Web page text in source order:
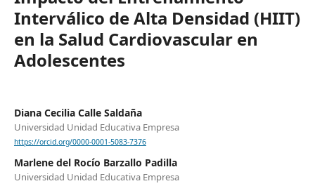
Interválico de Alta Densidad (HIIT)
en la Salud Cardiovascular en
Adolescentes
Diana Cecilia Calle Saldaña
Universidad Unidad Educativa Empresa
https://orcid.org/0000-0001-5083-7376
Marlene del Rocío Barzallo Padilla
Universidad Unidad Educativa Empresa